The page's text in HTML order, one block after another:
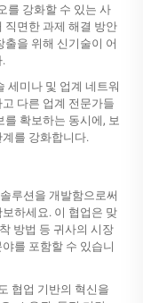
를 강화할 수 있는 사
직면한 과제 해결 방안
을 위해 신기술이 어
.
세미나 및 업계 네트워
다른 업계 전문가들
확보하는 동시에, 보
를 강화합니다.
루션을 개발함으로써
하세요. 이 협업은 맞
방법 등 귀사의 시장
를 포함할 수 있습니
협업 기반의 혁신을